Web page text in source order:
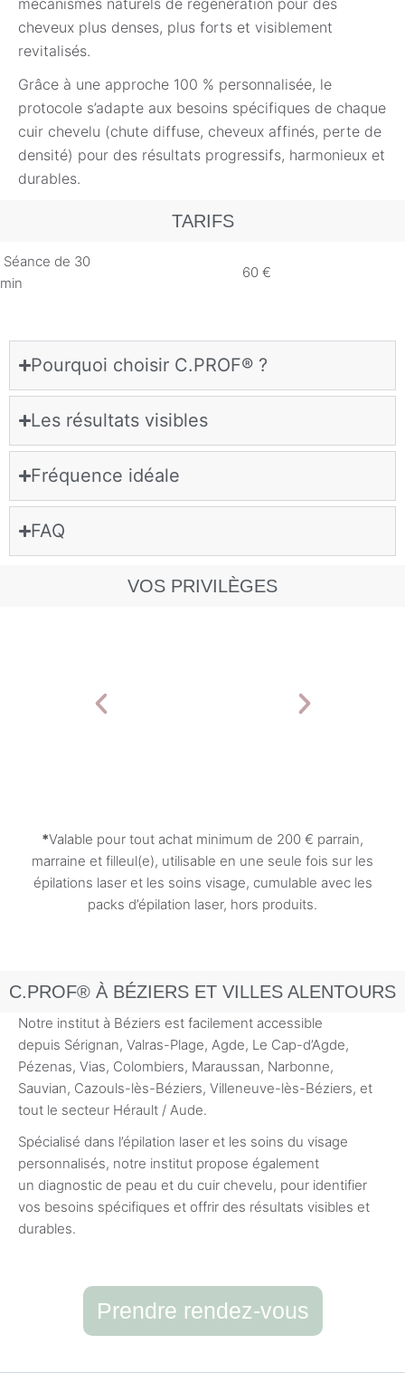
cheveux plus denses, plus forts et visiblement
revitalisés.
Grâce à une approche 100 % personnalisée, le
protocole s’adapte aux besoins spécifiques de chaque
cuir chevelu (chute diffuse, cheveux affinés, perte de
densité) pour des résultats progressifs, harmonieux et
durables.
TARIFS
Séance de 30
min
60 €
Pourquoi choisir C.PROF® ?
Les résultats visibles
Fréquence idéale
FAQ
VOS PRIVILÈGES
*Valable pour tout achat minimum de 200 € parrain,
marraine et filleul(e), utilisable en une seule fois sur les
épilations laser et les soins visage, cumulable avec les
packs d’épilation laser, hors produits.
C.PROF® À BÉZIERS ET VILLES ALENTOURS
Notre institut à Béziers est facilement accessible
depuis Sérignan, Valras-Plage, Agde, Le Cap-d’Agde,
Pézenas, Vias, Colombiers, Maraussan, Narbonne,
Sauvian, Cazouls-lès-Béziers, Villeneuve-lès-Béziers, et
tout le secteur Hérault / Aude.
Spécialisé dans l’épilation laser et les soins du visage
personnalisés, notre institut propose également
un diagnostic de peau et du cuir chevelu, pour identifier
vos besoins spécifiques et offrir des résultats visibles et
durables.
Prendre rendez-vous